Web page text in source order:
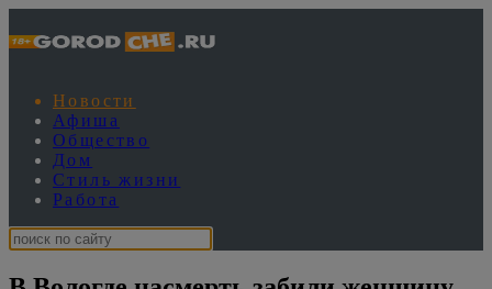
Новости
Афиша
Общество
Дом
Стиль жизни
Работа